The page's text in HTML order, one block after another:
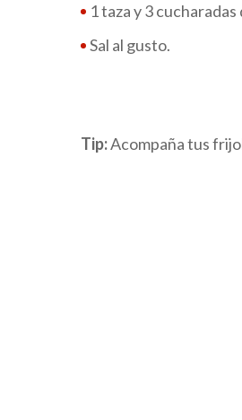
1 taza y 3 cucharadas
Sal al gusto.
Tip:Acompaña tus